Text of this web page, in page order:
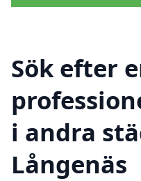
Sök efter
i andra
Långenäs